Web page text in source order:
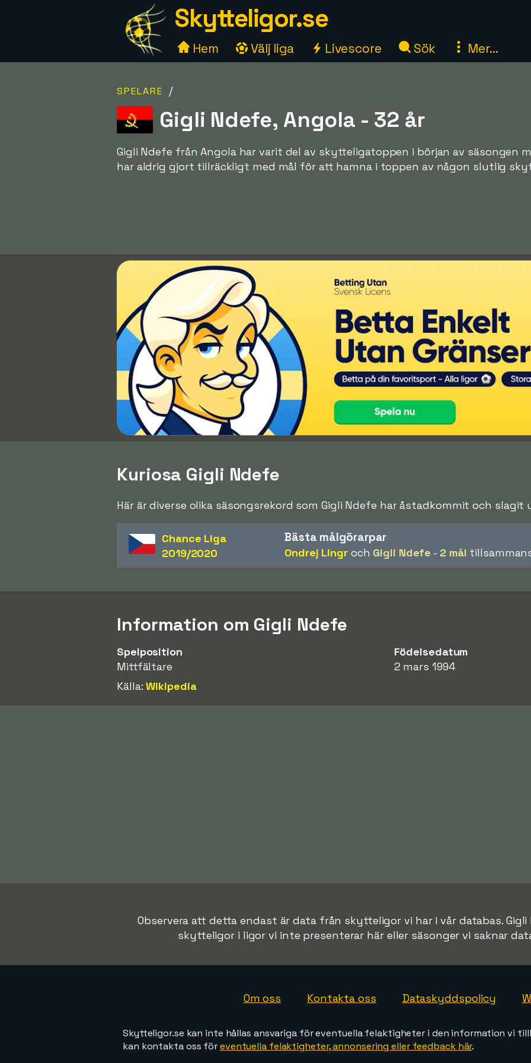
Skytteligor.se
Hem Välj liga Livescore Sök Mer...
SPELARE /
Gigli Ndefe, Angola - 32 år
Gigli Ndefe från Angola har varit del av skytteligatoppen i början av säsongen
har aldrig gjort tillräckligt med mål för att hamna i toppen av någon slutlig
Kuriosa Gigli Ndefe
Här är diverse olika säsongsrekord som Gigli Ndefe har åstadkommit och slagit
Chance Liga
2019/2020
Bästa målgörarpar
Ondrej Lingroch Gigli Ndefe - 2 mål
Information om Gigli Ndefe
Spelposition
Mittfältare
Födelsedatum
2 mars 1994
Källa:Wikipedia
Observera att detta endast är data från skytteligor vi har i vår databas.
skytteligor i ligor vi inte presenterar här eller säsonger vi saknar
Om oss Kontakta oss Dataskyddspolicy
Skytteligor.se kan inte hållas ansvariga för eventuella felaktigheter i den information vi
kan kontakta oss föreventuella felaktigheter, annonsering eller feedback här.